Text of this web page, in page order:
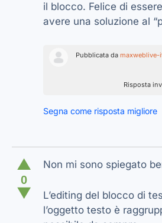
il blocco. Felice di
avere una soluzione al
Pubblicata da maxweblive-
Risposta
Segna come risposta migliore
▲
0
▼
Non mi sono spiegato
L’editing del blocco di
l’oggetto testo è